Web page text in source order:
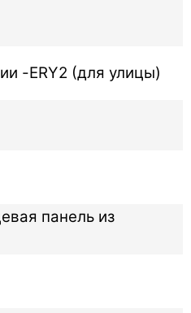
-ERY2 (для улицы)
панель из